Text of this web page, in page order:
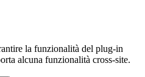
la funzionalità del plug-in
alcuna funzionalità cross-site.